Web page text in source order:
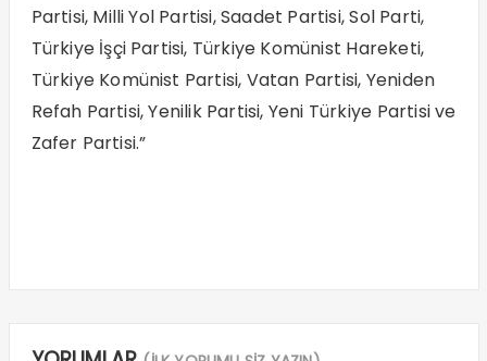
Partisi, Milli Yol Partisi, Saadet Partisi, Sol Parti,
Türkiye İşçi Partisi, Türkiye Komünist Hareketi,
Türkiye Komünist Partisi, Vatan Partisi, Yeniden
Refah Partisi, Yenilik Partisi, Yeni Türkiye Partisi ve
Zafer Partisi.”